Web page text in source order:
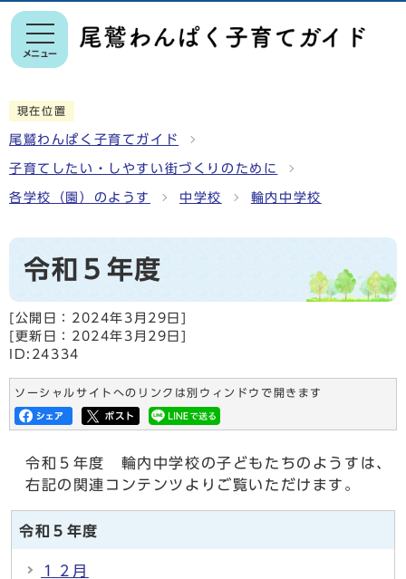
メニュー
現在位置
尾鷲わんぱく子育てガイド
子育てしたい・しやすい街づくりのために
各学校（園）のようす 中学校 輪内中学校
令和５年度
[公開日： 2024年3月29日 ]
[更新日： 2024年3月29日 ]
ID:24334
ソーシャルサイトへのリンクは別ウィンドウで開きます
令和５年度 輪内中学校の子どもたちのようすは、
右記の関連コンテンツよりご覧いただけます。
令和５年度
１２月